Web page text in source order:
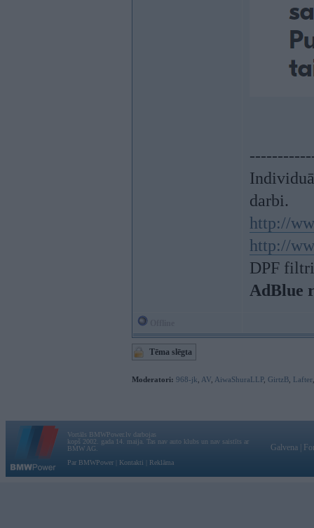
darbi.
http://
http://
DPF
AdBlue
Tēma slēgta
Moderatori: 968-jk AV AiwaShuraLLP, GirtzB Lafter
Vortāls BMWPower.lv darbojas
kopš 2002. gada 14. maija. Tas nav auto klubs un nav saistīts ar
BMW AG.
Par BMWPower
Kontakti Reklāma
Galvena